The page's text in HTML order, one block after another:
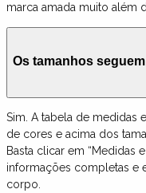
marca amada muito além
Os tamanhos
Sim. A tabela de medidas
de cores e acima dos
Basta clicar em “Medidas
informações completas e
corpo.